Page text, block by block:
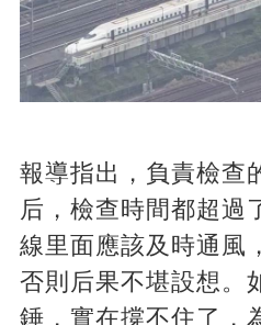
報導指出，負責檢查
后，檢查時間都超過
線里面應該及時通風
否則后果不堪設想。
錘，實在撐不住了，